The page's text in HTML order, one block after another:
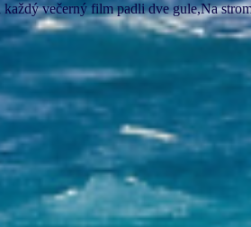
večerný film padli dve gule,Na